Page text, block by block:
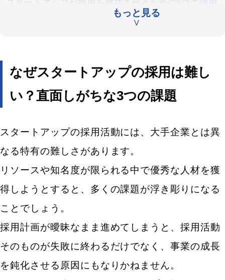
スタートアップが採用を成功させるための5つの採用
給与や待遇以外の「働く魅力」を明確に伝える
経営層が自ら採用活動にコミットする
スタートアップにおすすめの採用手法6選
社員の紹介で信頼できる人材と出会うリファラル採
ィング
SNSを活用して潜在層にリーチするソーシャルリク
ルーティング
自社の魅力を伝える採用サイトやオウンドメディア
もっと見る
∨
なぜスタートアップの採用は難し
い？直面しがちな3つの課題
スタートアップの採用活動には、大手企業とは異
なる特有の難しさがあります。
リソースや知名度が限られる中で優秀な人材を獲
得しようとすると、多くの課題が浮き彫りになる
ことでしょう。
採用計画が曖昧なまま進めてしまうと、採用活動
そのものが失敗に終わるだけでなく、事業の成長
を鈍化させる原因にもなりかねません。